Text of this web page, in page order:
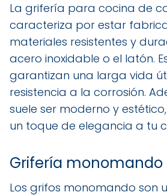
La grifería para cocina de
caracteriza por estar
materiales resistentes y
acero inoxidable o el latón.
garantizan una larga vida
resistencia a la corrosión.
suele ser moderno y
un toque de elegancia a tu
Grifería
Los grifos monomando son